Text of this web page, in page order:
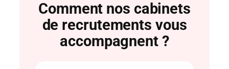
Comment nos cabinets
de recrutements vous
accompagnent ?